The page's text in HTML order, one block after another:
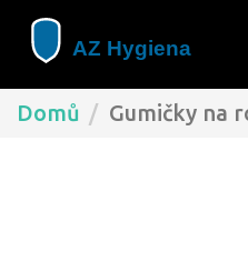
Domů Gumičky na